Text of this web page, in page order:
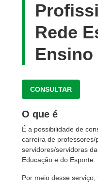
Rede
Ensino
CONSULTAR
O que é
É a possibilidade de
carreira de professores/
servidores/servidoras
Educação e do Esporte.
Por meio desse